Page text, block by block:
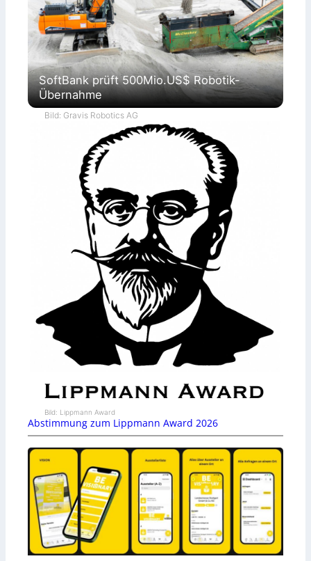
SoftBank prüft 500Mio.US$ Robotik-
Übernahme
Bild: Gravis Robotics AG
Bild: Lippmann Award
Abstimmung zum Lippmann Award 2026